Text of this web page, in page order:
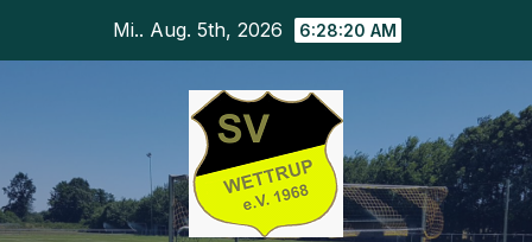
Mi.. Aug. 5th, 2026 6:28:20 AM